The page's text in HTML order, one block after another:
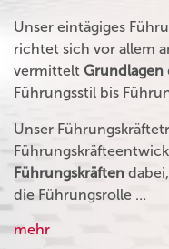
Unser eintägiges
richtet sich vor allem
vermittelt
Führungsstil bis
Unser
Führungskräften
die Führungsrolle …
mehr